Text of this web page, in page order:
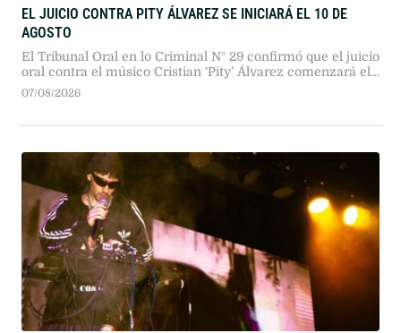
EL JUICIO CONTRA PITY ÁLVAREZ SE INICIARÁ EL 10 DE
AGOSTO
El Tribunal Oral en lo Criminal N° 29 confirmó que el juicio
oral contra el músico Cristian ‘Pity’ Álvarez comenzará el
próximo 10 de agosto. La Justicia desestimó planteos
07/08/2026